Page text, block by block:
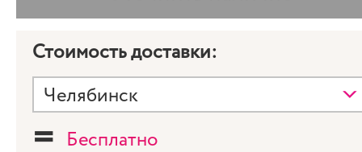
Стоимость доставки:
= Бесплатно